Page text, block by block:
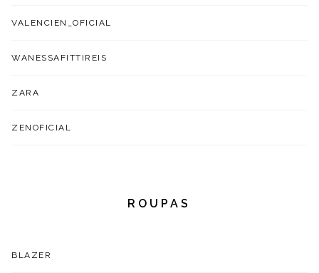
VALENCIEN_OFICIAL
WANESSAFITTIREIS
ZARA
ZENOFICIAL
ROUPAS
BLAZER